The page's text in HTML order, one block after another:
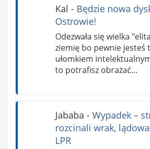
Kal - Będzie nowa
Ostrowie!
Odezwała się wielka
ziemię bo pewnie jesteś
ułomkiem
to potrafisz obrażać…
Jababa - Wypadek –
rozcinali wrak,
LPR